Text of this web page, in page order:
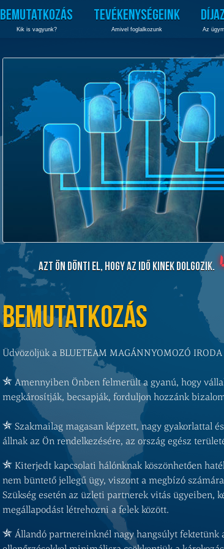
BEMUTATKOZÁS
Kik is vagyunk?
TEVÉKENYSÉGEINK
Amivel foglalkozunk Az
Azt Ön dönti el, hogy az idő kinek dolgozik.
BEMUTATKOZÁS
Üdvözöljük a BLUETEAM MAGÁNNYOMOZÓ
Amennyiben Önben felmerült a gyanú, hogy
megkárosítják, becsapják, forduljon hozzánk
Szakmailag magasan képzett, nagy gyakorlattal
állnak az Ön rendelkezésére, az ország egész
Kiterjedt kapcsolati hálónknak köszönhetően
nem büntető jellegű ügy, viszont a megbízó
Szükség esetén az üzleti partnerek vitás ügyeiben,
megállapodást létrehozni a felek között.
Állandó partnereinknél nagy hangsúlyt fektetünk